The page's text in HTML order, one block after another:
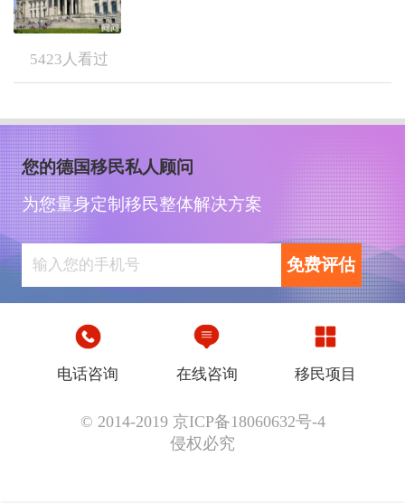
5423 人看过
您的德国移民私人顾问
为您量身定制移民整体解决方案
免费评估
电话咨询 在线咨询 移民项目
© 2014-2019 京ICP备18060632号-4
侵权必究